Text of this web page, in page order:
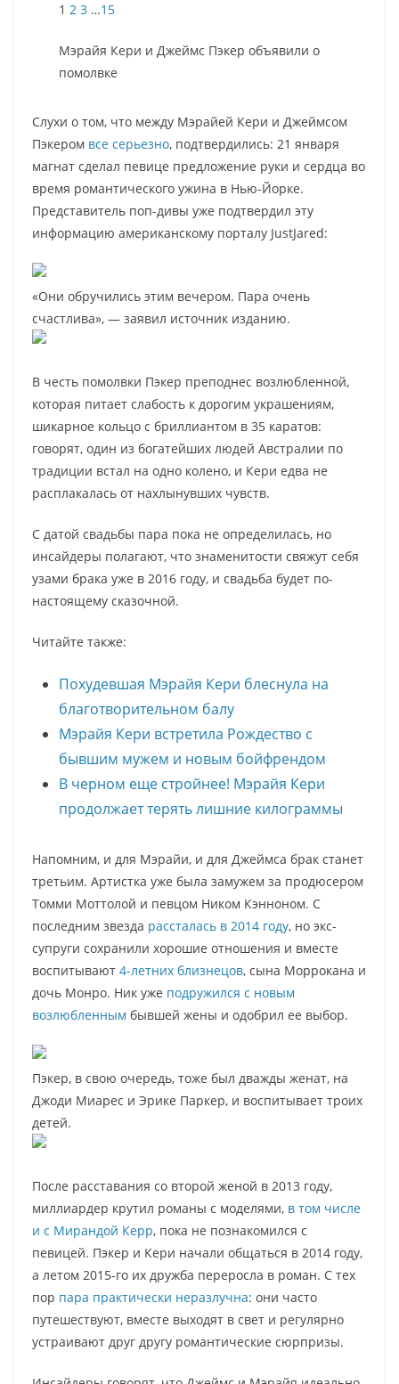
1 2 3 …15
Мэрайя Кери и Джеймс Пэкер объявили о
помолвке
Слухи о том, что между Мэрайей Кери и Джеймсом
Пэкером все серьезно, подтвердились: 21 января
магнат сделал певице предложение руки и сердца во
время романтического ужина в Нью-Йорке.
Представитель поп-дивы уже подтвердил эту
информацию американскому порталу JustJared:
«Они обручились этим вечером. Пара очень
счастлива», — заявил источник изданию.
В честь помолвки Пэкер преподнес возлюбленной,
которая питает слабость к дорогим украшениям,
шикарное кольцо с бриллиантом в 35 каратов:
говорят, один из богатейших людей Австралии по
традиции встал на одно колено, и Кери едва не
расплакалась от нахлынувших чувств.
С датой свадьбы пара пока не определилась, но
инсайдеры полагают, что знаменитости свяжут себя
узами брака уже в 2016 году, и свадьба будет по-
настоящему сказочной.
Читайте также:
Похудевшая Мэрайя Кери блеснула на
благотворительном балу
Мэрайя Кери встретила Рождество с
бывшим мужем и новым бойфрендом
В черном еще стройнее! Мэрайя Кери
продолжает терять лишние килограммы
Напомним, и для Мэрайи, и для Джеймса брак станет
третьим. Артистка уже была замужем за продюсером
Томми Моттолой и певцом Ником Кэнноном. С
последним звезда рассталась в 2014 году, но экс-
супруги сохранили хорошие отношения и вместе
воспитывают 4-летних близнецов, сына Моррокана и
дочь Монро. Ник уже подружился с новым
возлюбленным бывшей жены и одобрил ее выбор.
Пэкер, в свою очередь, тоже был дважды женат, на
Джоди Миарес и Эрике Паркер, и воспитывает троих
детей.
После расставания со второй женой в 2013 году,
миллиардер крутил романы с моделями, в том числе
и с Мирандой Керр, пока не познакомился с
певицей. Пэкер и Кери начали общаться в 2014 году,
а летом 2015-го их дружба переросла в роман. С тех
пор пара практически неразлучна: они часто
путешествуют, вместе выходят в свет и регулярно
устраивают друг другу романтические сюрпризы.